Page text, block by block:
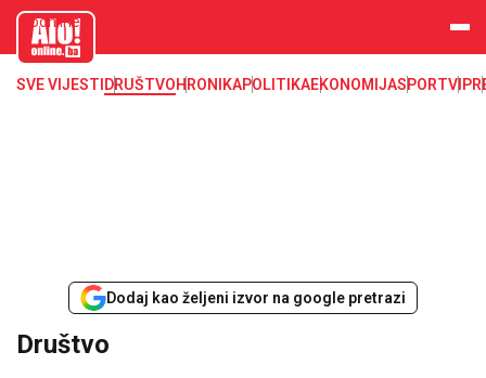
aloonline.b
SVE VIJESTI DRUŠTVOHRONIKAPOLITIKAEKONOMIJASPORTVIP
Dodaj kao željeni izvor na google pretrazi
Društvo